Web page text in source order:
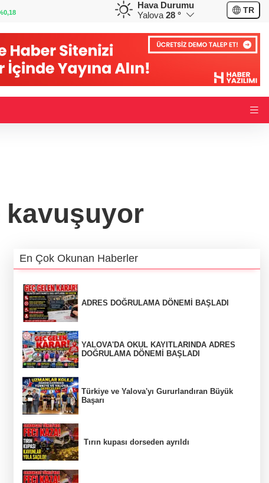
%0,38
CHF
59,0083
Hava Durumu
Yalova 28 ° TR
kavuşuyor
En Çok Okunan Haberler
ADRES DOĞRULAMA DÖNEMİ BAŞLADI
YALOVA'DA OKUL KAYITLARINDA ADRES
DOĞRULAMA DÖNEMİ BAŞLADI
Türkiye ve Yalova'yı Gururlandıran Büyük
Başarı
Tırın kupası dorseden ayrıldı